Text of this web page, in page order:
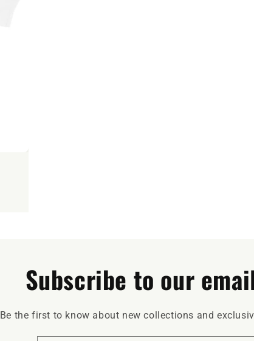
Subscribe to our
Be the first to know about new collections and